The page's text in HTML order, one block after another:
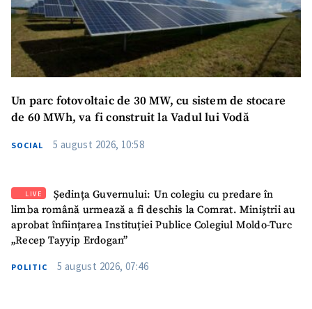
Un parc fotovoltaic de 30 MW, cu sistem de stocare
de 60 MWh, va fi construit la Vadul lui Vodă
SOCIAL 5 august 2026, 10:58
LIVE
Ședința Guvernului: Un colegiu cu predare în
limba română urmează a fi deschis la Comrat. Miniștrii au
aprobat înființarea Instituției Publice Colegiul Moldo-Turc
„Recep Tayyip Erdogan”
POLITIC 5 august 2026, 07:46